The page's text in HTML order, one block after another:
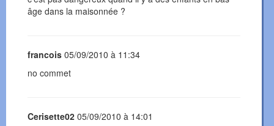
âge dans la maisonnée ?
francois 05/09/2010 à 11:34
no commet
Cerisette02 05/09/2010 à 14:01